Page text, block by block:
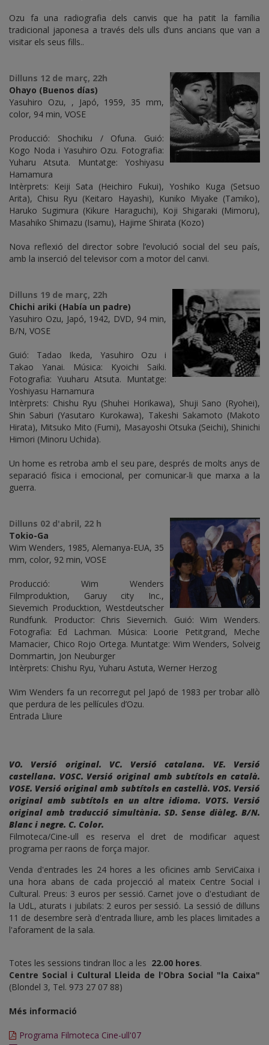
Ozu fa una radiografia dels canvis que ha patit la família
tradicional japonesa a través dels ulls d’uns ancians que van a
visitar els seus fills..
Dilluns 12 de març, 22h
Ohayo (Buenos días)
Yasuhiro Ozu, , Japó, 1959, 35 mm,
color, 94 min, VOSE
Producció: Shochiku / Ofuna. Guió:
Kogo Noda i Yasuhiro Ozu. Fotografia:
Yuharu Atsuta. Muntatge: Yoshiyasu
Hamamura
Intèrprets: Keiji Sata (Heichiro Fukui), Yoshiko Kuga (Setsuo
Arita), Chisu Ryu (Keitaro Hayashi), Kuniko Miyake (Tamiko),
Haruko Sugimura (Kikure Haraguchi), Koji Shigaraki (Mimoru),
Masahiko Shimazu (Isamu), Hajime Shirata (Kozo)
Nova reflexió del director sobre l’evolució social del seu país,
amb la inserció del televisor com a motor del canvi.
Dilluns 19 de març, 22h
Chichi ariki (Había un padre)
Yasuhiro Ozu, Japó, 1942, DVD, 94 min,
B/N, VOSE
Guió: Tadao Ikeda, Yasuhiro Ozu i
Takao Yanai. Música: Kyoichi Saiki.
Fotografia: Yuuharu Atsuta. Muntatge:
Yoshiyasu Harnamura
Intèrprets: Chishu Ryu (Shuhei Horikawa), Shuji Sano (Ryohei),
Shin Saburi (Yasutaro Kurokawa), Takeshi Sakamoto (Makoto
Hirata), Mitsuko Mito (Fumi), Masayoshi Otsuka (Seichi), Shinichi
Himori (Minoru Uchida).
Un home es retroba amb el seu pare, després de molts anys de
separació física i emocional, per comunicar-li que marxa a la
guerra.
Dilluns 02 d'abril, 22 h
Tokio-Ga
Wim Wenders, 1985, Alemanya-EUA, 35
mm, color, 92 min, VOSE
Producció: Wim Wenders
Filmproduktion, Garuy city Inc.,
Sievemich Producktion, Westdeutscher
Rundfunk. Productor: Chris Sievernich. Guió: Wim Wenders.
Fotografia: Ed Lachman. Música: Loorie Petitgrand, Meche
Mamacier, Chico Rojo Ortega. Muntatge: Wim Wenders, Solveig
Dommartin, Jon Neuburger
Intèrprets: Chishu Ryu, Yuharu Astuta, Werner Herzog
Wim Wenders fa un recorregut pel Japó de 1983 per trobar allò
que perdura de les pel·lícules d’Ozu.
Entrada Lliure
VO. Versió original. VC. Versió catalana. VE. Versió
castellana. VOSC. Versió original amb subtítols en català.
VOSE. Versió original amb subtítols en castellà. VOS. Versió
original amb subtítols en un altre idioma. VOTS. Versió
original amb traducció simultània. SD. Sense diàleg. B/N.
Blanc i negre. C. Color.
Filmoteca/Cine-ull es reserva el dret de modificar aquest
programa per raons de força major.
Venda d'entrades les 24 hores a les oficines amb ServiCaixa i
una hora abans de cada projecció al mateix Centre Social i
Cultural. Preus: 3 euros per sessió. Carnet jove o d'estudiant de
la UdL, aturats i jubilats: 2 euros per sessió. La sessió de dilluns
11 de desembre serà d'entrada lliure, amb les places limitades a
l'aforament de la sala.
Totes les sessions tindran lloc a les 22.00 hores.
Centre Social i Cultural Lleida de l'Obra Social "la Caixa"
(Blondel 3, Tel. 973 27 07 88)
Més informació
Programa Filmoteca Cine-ull'07